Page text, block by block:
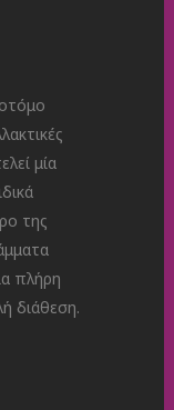
μία
της
πλήρη
διάθεση.